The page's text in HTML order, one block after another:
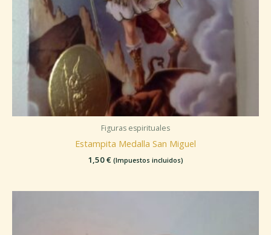
Figuras espirituales
Estampita Medalla San Miguel
1,50€ (Impuestos incluidos)